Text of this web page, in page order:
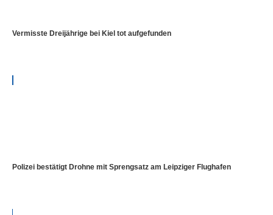
Vermisste Dreijährige bei Kiel tot aufgefunden
Polizei bestätigt Drohne mit Sprengsatz am Leipziger Flughafen